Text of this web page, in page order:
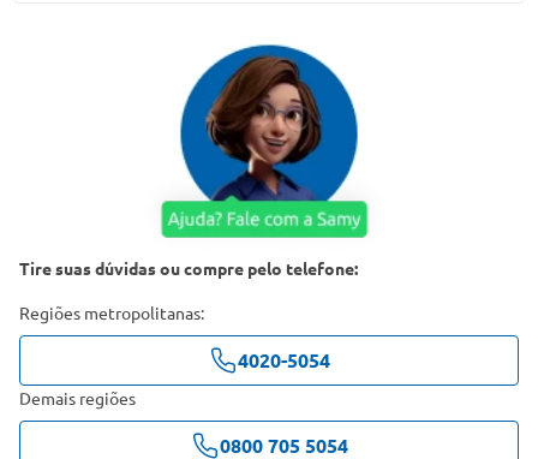
Tire suas dúvidas ou compre pelo telefone:
Regiões metropolitanas:
4020-5054
Demais regiões
0800 705 5054